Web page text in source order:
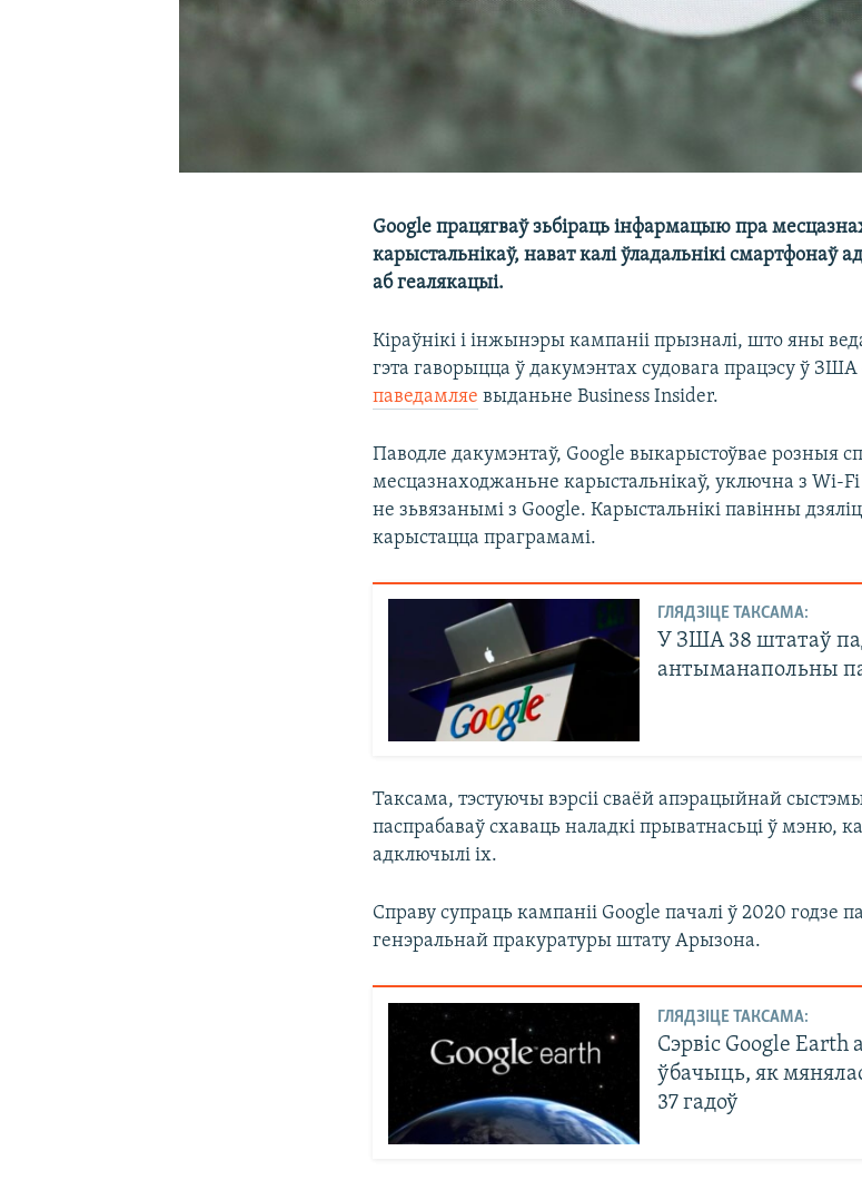
Google працягваў зьбіраць інфармацыю пра
карыстальнікаў, нават калі ўладальнікі смартфонаў
аб геалякацыі.
Кіраўнікі і інжынэры кампаніі прызналі, што яны
гэта гаворыцца ў дакумэнтах судовага працэсу ў ЗША
паведамляе выданьне Business Insider.
Паводле дакумэнтаў, Google выкарыстоўвае розныя
месцазнаходжаньне карыстальнікаў, уключна з Wi-
не зьвязанымі з Google. Карыстальнікі павінны
карыстацца праграмамі.
ГЛЯДЗІЦЕ ТАКСАМА:
У ЗША 38 штатаў
антыманапольны
Таксама, тэстуючы вэрсіі сваёй апэрацыйнай
паспрабаваў схаваць наладкі прыватнасьці ў мэню,
адключылі іх.
Справу супраць кампаніі Google пачалі ў 2020 годзе
генэральнай пракуратуры штату Арызона.
ГЛЯДЗІЦЕ ТАКСАМА:
Сэрвіс Google Earth
ўбачыць, як
37 гадоў